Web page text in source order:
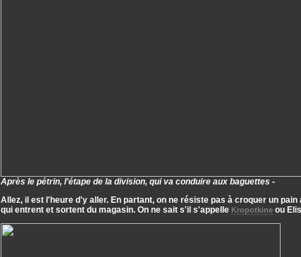
Après le pétrin, l'étape de la division, qui va conduire aux baguettes -
Allez, il est l'heure d'y aller. En partant, on ne résiste pas à croquer un
qui entrent et sortent du magasin. On ne sait s'il s'appelle Kropotkine ou